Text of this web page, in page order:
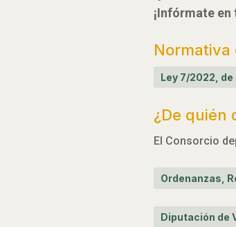
¡Infórmate
Normativa
Ley 7/2022,
¿De quién
El Consorcio
Ordenanzas,
Diputación de